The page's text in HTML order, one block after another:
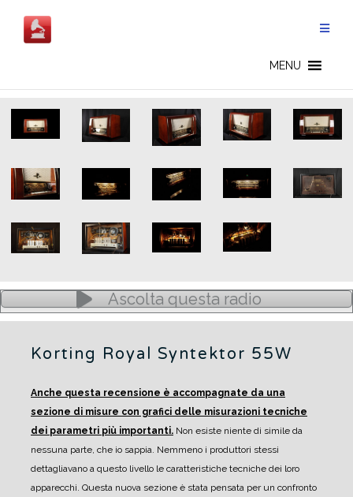
contenu
MENU
Ascolta questa radio
Korting Royal Syntektor 55W
Anche questa recensione è accompagnate da una
sezione di misure con grafici delle misurazioni tecniche
dei parametri più importanti. Non esiste niente di simile da
nessuna parte, che io sappia. Nemmeno i produttori stessi
dettagliavano a questo livello le caratteristiche tecniche dei loro
apparecchi. Questa nuova sezione è stata pensata per un confronto